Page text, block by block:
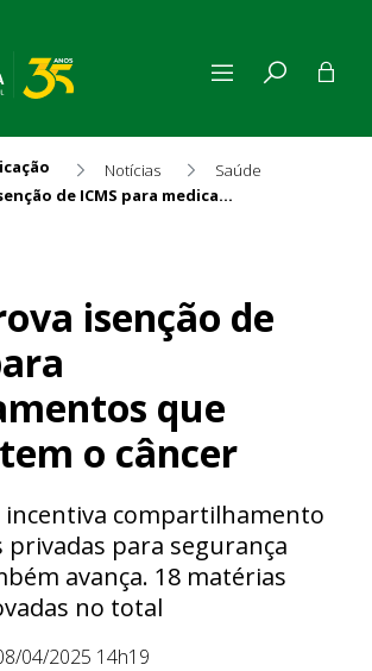
Notícias
Saúde
CCJ aprova isenção de ICMS para medicamentos que combatem o câncer
isenção de
que
o câncer
incentiva compartilhamento
privadas para segurança
avança. 18 matérias
no total
04/2025 14h19